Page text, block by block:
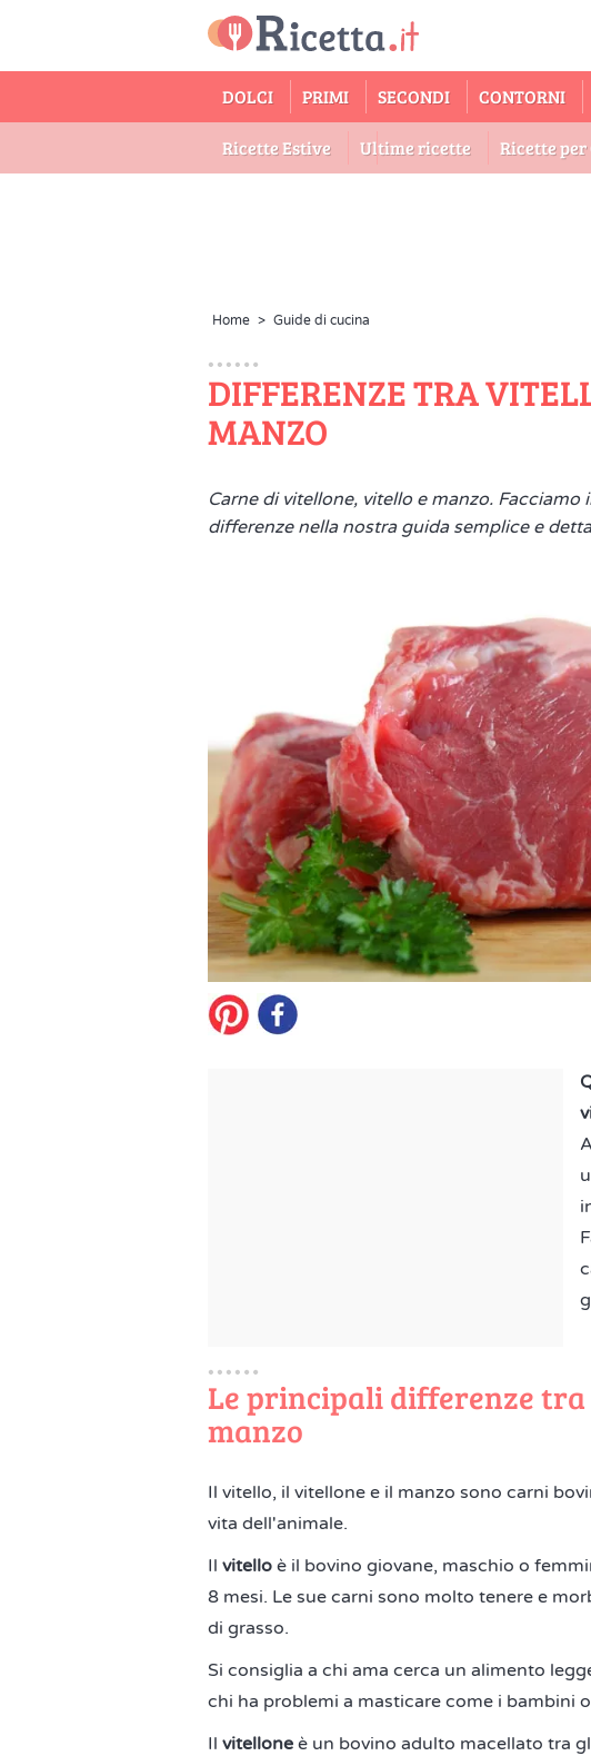
DOLCI PRIMI SECONDI CONTORNI
Ricette Estive Ultime ricette Ricette per
Home > Guide di cucina
DIFFERENZE TRA
MANZO
Carne di vitellone, vitello e manzo.
differenze nella nostra guida semplice e
Le principali differenze
manzo
Il vitello, il vitellone e il manzo sono carni
vita dell'animale.
Il vitello è il bovino giovane, maschio o
8 mesi. Le sue carni sono molto tenere e
di grasso.
Si consiglia a chi ama cerca un alimento
chi ha problemi a masticare come i bambini
Il vitellone è un bovino adulto macellato tra